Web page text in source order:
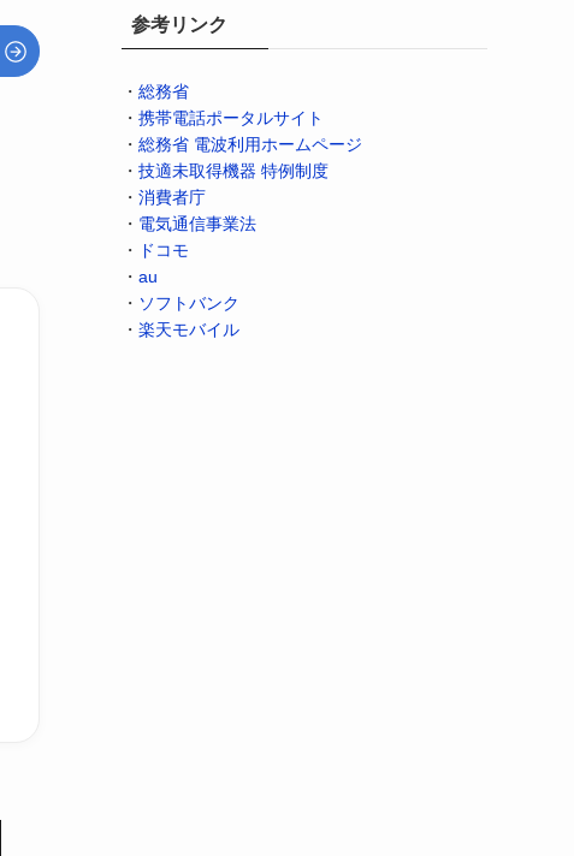
参考リンク
・ 総務省
・ 携帯電話ポータルサイト
・ 総務省 電波利用ホームページ
・ 技適未取得機器 特例制度
・ 消費者庁
・ 電気通信事業法
・
ドコモ
・ au
・ ソフトバンク
・ 楽天モバイル